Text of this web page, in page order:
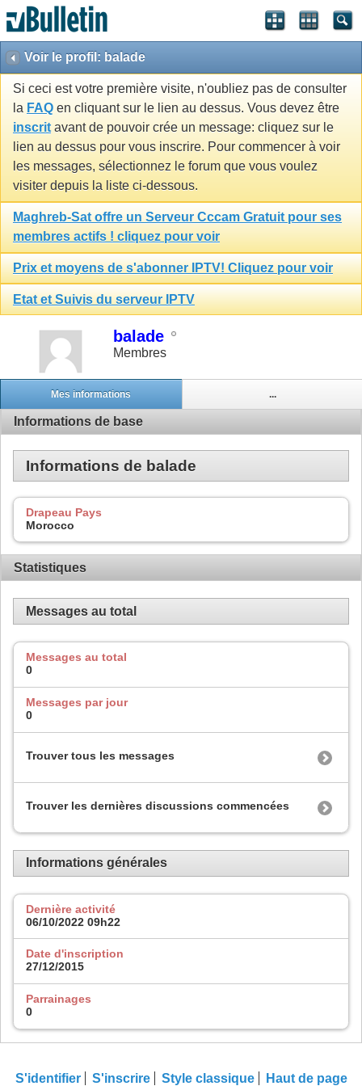
Voir le profil: balade
Si ceci est votre première visite, n'oubliez pas de consulter
la FAQ en cliquant sur le lien au dessus. Vous devez être
inscrit avant de pouvoir crée un message: cliquez sur le
lien au dessus pour vous inscrire. Pour commencer à voir
les messages, sélectionnez le forum que vous voulez
visiter depuis la liste ci-dessous.
Maghreb-Sat offre un Serveur Cccam Gratuit pour ses
membres actifs ! cliquez pour voir
Prix et moyens de s'abonner IPTV! Cliquez pour voir
Etat et Suivis du serveur IPTV
balade
Membres
Mes informations ...
Informations de base
Informations de balade
Drapeau Pays
Morocco
Statistiques
Messages au total
Messages au total
0
Messages par jour
0
Trouver tous les messages
Trouver les dernières discussions commencées
Informations générales
Dernière activité
06/10/2022 09h22
Date d'inscription
27/12/2015
Parrainages
0
S'identifier S'inscrire Style classique Haut de page